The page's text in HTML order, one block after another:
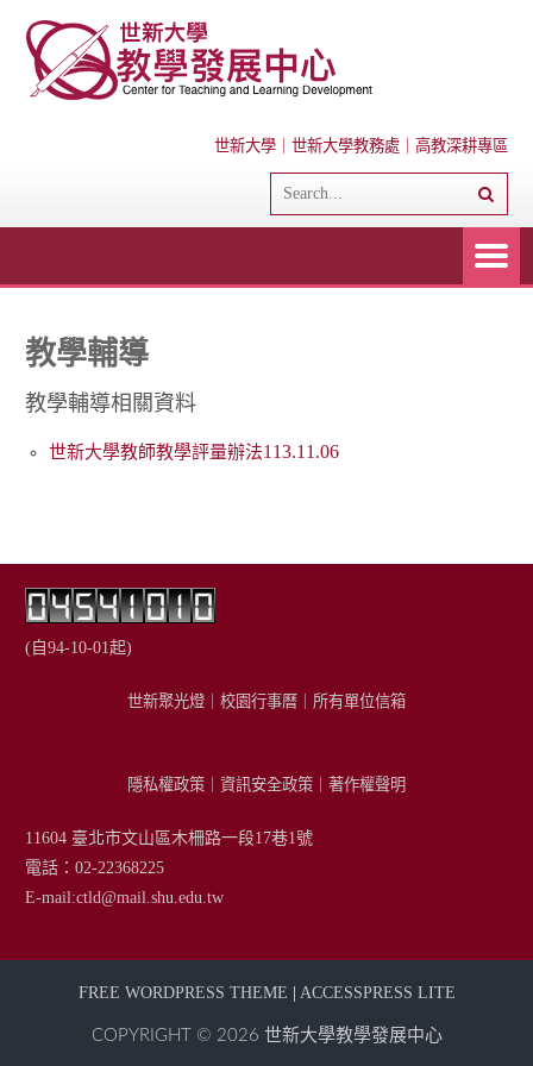
世新大學｜ 世新大學教務處｜ 高教深耕專區
教學輔導
教學輔導相關資料
世新大學教師教學評量辦法113.11.06
(自94-10-01起)
世新聚光燈 校園行事曆 所有單位信箱
隱私權政策 資訊安全政策 著作權聲明
11604 臺北市文山區木柵路一段17巷1號
電話：02-22368225
E-mail:ctld@mail.shu.edu.tw
FREE WORDPRESS THEME ACCESSPRESS LITE
COPYRIGHT © 2026 世新大學教學發展中心